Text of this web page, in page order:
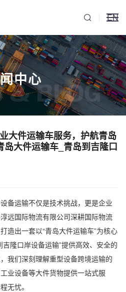
EN
中心
& BLOG
大件运输车服务，护航青岛
岛大件运输车_青岛到吉隆口
备运输不仅是技术挑战，更是企业
远国际物流有限公司深耕国际物流
造出一套以“青岛大件运输车”为核心
吉隆口岸设备运输”提供高效、安全的
我们深刻理解重型设备跨境运输的
业设备等大件货物提供一站式服
无忧。